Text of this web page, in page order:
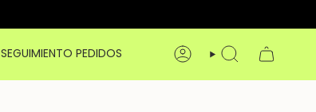
SEGUIMIENTO PEDIDOS CUENTABÚSQUEDA